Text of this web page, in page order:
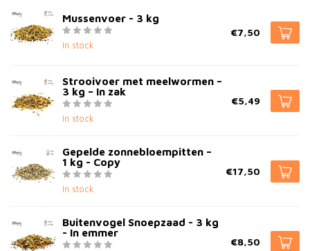
Mussenvoer - 3 kg
In stock
€7,50
Strooivoer met meelwormen –
3 kg – In zak
In stock
€5,49
Gepelde zonnebloempitten –
1 kg - Copy
In stock
€17,50
Buitenvogel Snoepzaad - 3 kg
- In emmer
€8,50